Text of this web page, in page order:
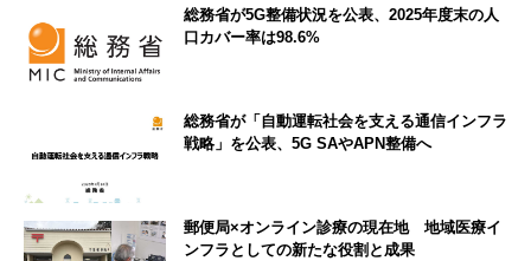
総務省が5G整備状況を公表、2025年度末の人
口カバー率は98.6%
総務省が「自動運転社会を支える通信インフラ
戦略」を公表、5G SAやAPN整備へ
郵便局×オンライン診療の現在地 地域医療イ
ンフラとしての新たな役割と成果